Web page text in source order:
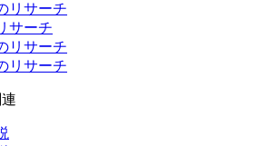
リサーチ
サーチ
リサーチ
リサーチ